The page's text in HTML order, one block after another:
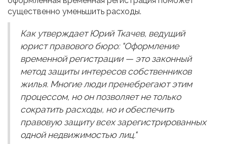
существенно уменьшить расходы.
Как утверждает Юрий Ткачев, ведущий
юрист правового бюро: "Оформление
временной регистрации — это законный
метод защиты интересов собственников
жилья. Многие люди пренебрегают этим
процессом, но он позволяет не только
сократить расходы, но и обеспечить
правовую защиту всех зарегистрированных
одной недвижимостью лиц."